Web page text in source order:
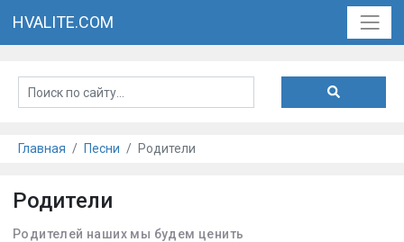
HVALITE.COM
Главная Песни Родители
Родители
Родителей наших мы будем ценить